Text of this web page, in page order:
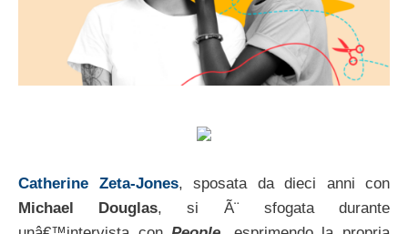
Catherine Zeta-Jones, sposata da dieci anni con
Michael Douglas, si Ã¨ sfogata durante